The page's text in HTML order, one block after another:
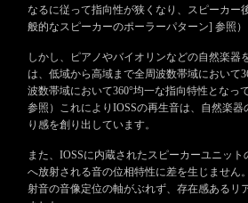
なるに従って指向性が狭くなり、スピーカー
般的なスピーカーのポーラーパターン] 参照）
しかし、ピアノやバイオリンなどの自然楽器
は、低域から高域まで全周波数帯域において
波数帯域において360°均一な指向特性となっ
参照）これによりIOSSの再生音は、自然楽
り感を創り出しています。
また、IOSSに内蔵されたスピーカーユニッ
へ放射される音の位相特性に差を生じません
射音の音像定位の軸がぶれず、存在感あるリ